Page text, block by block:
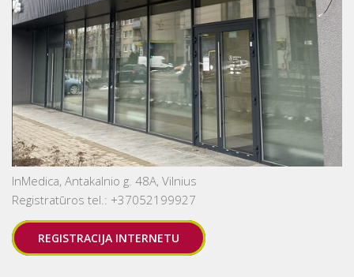
InMedica, Antakalnio g. 48A, Vilnius
Registratūros tel.: +37052199927
REGISTRACIJA INTERNETU